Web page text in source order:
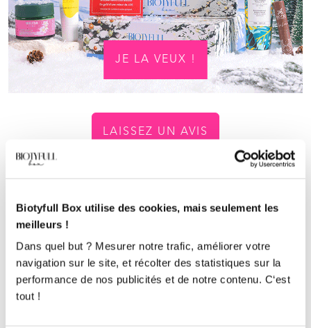
Biotyfull Box utilise des cookies, mais seulement les
meilleurs !
Dans quel but ? Mesurer notre trafic, améliorer votre
navigation sur le site, et récolter des statistiques sur la
performance de nos publicités et de notre contenu. C‘est
tout !
JE LA VEUX !
LAISSEZ UN AVIS
Gaelle